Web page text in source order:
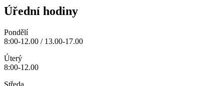
Úřední hodiny
Pondělí
8:00-12.00 / 13.00-17.00
Úterý
8:00-12.00
Středa